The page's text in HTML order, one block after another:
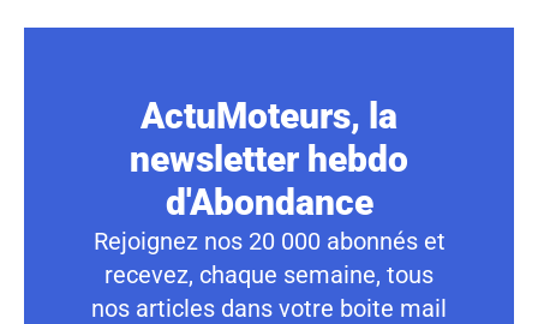
ActuMoteurs, la
newsletter hebdo
d'Abondance
Rejoignez nos 20 000 abonnés et
recevez, chaque semaine, tous
nos articles dans votre boite mail